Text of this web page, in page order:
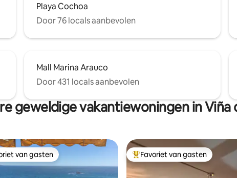
Playa Cochoa
Door 76 locals aanbevolen
Mall Marina Arauco
Door 431 locals aanbevolen
geweldige vakantiewoningen in Viña
van gasten
van gasten Topfavoriet van gasten
Favoriet van gasten